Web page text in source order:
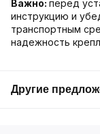
Важно: перед
инструкцию и
транспортным
надежность
Другие